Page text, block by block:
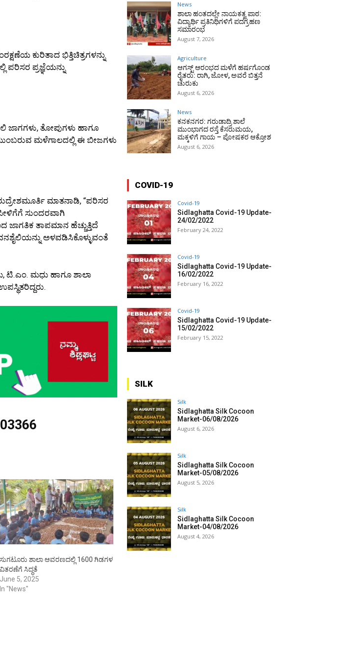
ಕುರಿತಾದ ಭಿತ್ತಿಚಿತ್ರಗಳನ್ನು
ಪರಿಸರ ಪ್ರಜ್ಞೆಯನ್ನು
ಜಾಗಗಳು, ತೋಪುಗಳು ಹಾಗೂ
ಮಳೆಗಾಲದಲ್ಲಿ ಈ ಬೀಜಗಳು
ಮಾತನಾಡಿ, “ಪರಿಸರ
ಸುಂದರವಾಗಿ
ಜಾಗತಿಕ ತಾಪಮಾನ ಹೆಚ್ಚುತ್ತಿದೆ
ಅಳವಡಿಸಿಕೊಳ್ಳುವಂತೆ
ಟಿ.ಎಂ. ಮಧು ಹಾಗೂ ಶಾಲಾ
ಸುಗಟೂರು ಶಾಲಾ ಆವರಣದಲ್ಲಿ 1600 ಗಿಡಗಳ
ವಿತರಣೆಗೆ ಸಿದ್ಧತೆ
June 5, 2025
In "News"
News
ಶಾಲಾ ಹಂತದಲ್ಲೇ ನಾಯಕತ್ವ ಪಾಠ:
ವಿದ್ಯಾರ್ಥಿ ಪ್ರತಿನಿಧಿಗಳಿಗೆ ಪದಗ್ರಹಣ
ಸಮಾರಂಭ
August 7, 2026
Agriculture
ಆಗಸ್ಟ್ ಆರಂಭದ ಮಳೆಗೆ ಹರ್ಷಗೊಂಡ
ರೈತರು: ರಾಗಿ, ಜೋಳ, ಅವರೆ ಬಿತ್ತನೆ
ಚುರುಕು
August 6, 2026
News
ಕನಕನಗರ: ಗರುಡಾದ್ರಿ ಶಾಲೆ
ಮುಂಭಾಗದ ರಸ್ತೆ ಕೆಸರುಮಯ,
ಮಕ್ಕಳಿಗೆ ಗಾಯ – ಪೋಷಕರ ಆಕ್ರೋಶ
August 6, 2026
COVID-19
Covid-19
Sidlaghatta Covid-19 Update-
24/02/2022
February 24, 2022
Covid-19
Sidlaghatta Covid-19 Update-
16/02/2022
February 16, 2022
Covid-19
Sidlaghatta Covid-19 Update-
15/02/2022
February 15, 2022
SILK
Silk
Sidlaghatta Silk Cocoon
Market-06/08/2026
August 6, 2026
Silk
Sidlaghatta Silk Cocoon
Market-05/08/2026
August 5, 2026
Silk
Sidlaghatta Silk Cocoon
Market-04/08/2026
August 4, 2026